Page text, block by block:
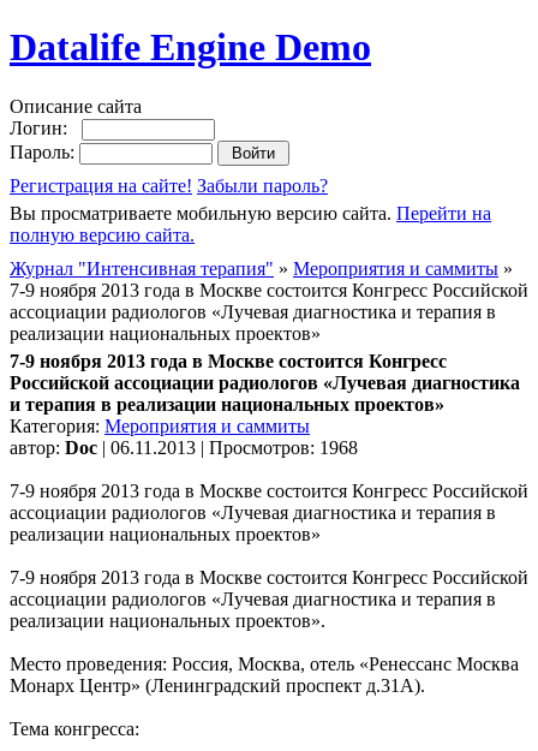
Datalife Engine Demo
Описание сайта
Логин:
Пароль:
Регистрация на сайте! Забыли пароль?
Вы просматриваете мобильную версию сайта. Перейти на
полную версию сайта.
Журнал "Интенсивная терапия" » Мероприятия и саммиты »
7-9 ноября 2013 года в Москве состоится Конгресс Российской
ассоциации радиологов «Лучевая диагностика и терапия в
реализации национальных проектов»
7-9 ноября 2013 года в Москве состоится Конгресс
Российской ассоциации радиологов «Лучевая диагностика
и терапия в реализации национальных проектов»
Категория: Мероприятия и саммиты
автор: Doc | 06.11.2013 | Просмотров: 1968
7-9 ноября 2013 года в Москве состоится Конгресс Российской
ассоциации радиологов «Лучевая диагностика и терапия в
реализации национальных проектов»
7-9 ноября 2013 года в Москве состоится Конгресс Российской
ассоциации радиологов «Лучевая диагностика и терапия в
реализации национальных проектов».
Место проведения: Россия, Москва, отель «Ренессанс Москва
Монарх Центр» (Ленинградский проспект д.31А).
Тема конгресса: